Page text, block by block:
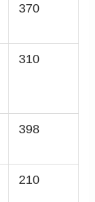
370
310
398
210